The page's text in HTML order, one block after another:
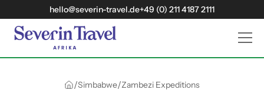
hello@severin-travel.de+49 (0) 211 4187 2111
/Simbabwe/Zambezi Expeditions